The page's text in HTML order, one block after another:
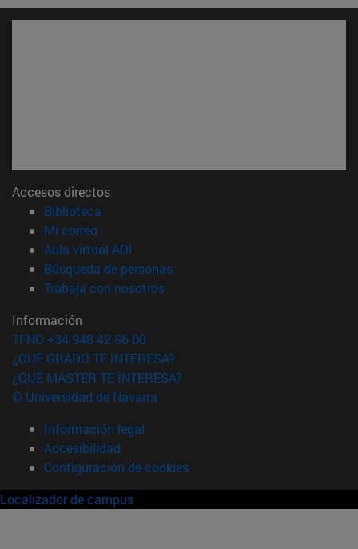
Accesos directos
Biblioteca
Mi correo(abre en nueva ventana)
Aula virtual ADI
Búsqueda de personas(abre en nueva ventana)
Trabaja con nosotros(abre en nueva ventana)
Información
TFNO +34 948 42 56 00
¿QUÉ GRADO TE INTERESA?
¿QUÉ MÁSTER TE INTERESA?
© Universidad de Navarra
Información legal
Accesibilidad
Configuración de cookies
Localizador de campus